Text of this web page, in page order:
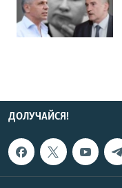
ДОЛУЧАЙСЯ!